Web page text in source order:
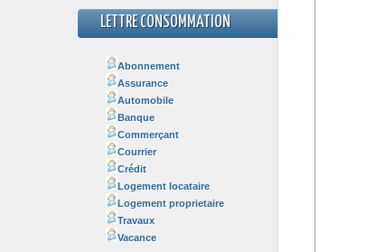
LETTRE CONSOMMATION
Abonnement
Assurance
Automobile
Banque
Commerçant
Courrier
Crédit
Logement locataire
Logement proprietaire
Travaux
Vacance